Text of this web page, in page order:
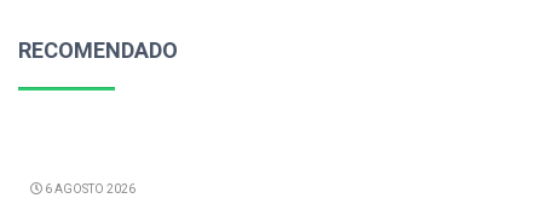
RECOMENDADO
6 AGOSTO 2026